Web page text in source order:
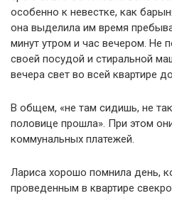
особенно к невестке, как
она выделила им время
минут утром и час вечером. Не
своей посудой и стиральной
вечера свет во всей квартире
В общем, «не там сидишь, не
половице прошла». При этом
коммунальных платежей.
Лариса хорошо помнила день,
проведенным в квартире